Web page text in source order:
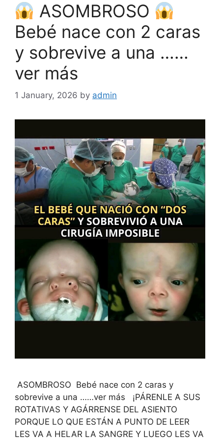
ASOMBROSO
Bebé nace con 2 caras
y sobrevive a una ……
ver más
1 January, 2026 by admin
ASOMBROSO Bebé nace con 2 caras y
sobrevive a una ……ver más ¡PÁRENLE A SUS
ROTATIVAS Y AGÁRRENSE DEL ASIENTO
PORQUE LO QUE ESTÁN A PUNTO DE LEER
LES VA A HELAR LA SANGRE Y LUEGO LES VA